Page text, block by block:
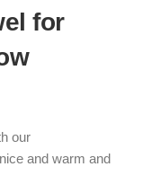
for
our
and warm and